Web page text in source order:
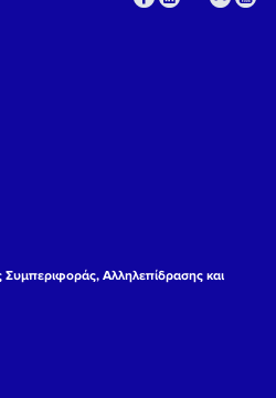
Αλληλεπίδρασης και